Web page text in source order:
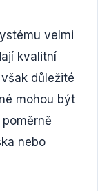
velmi
kvalitní
důležité
mohou být
nebo